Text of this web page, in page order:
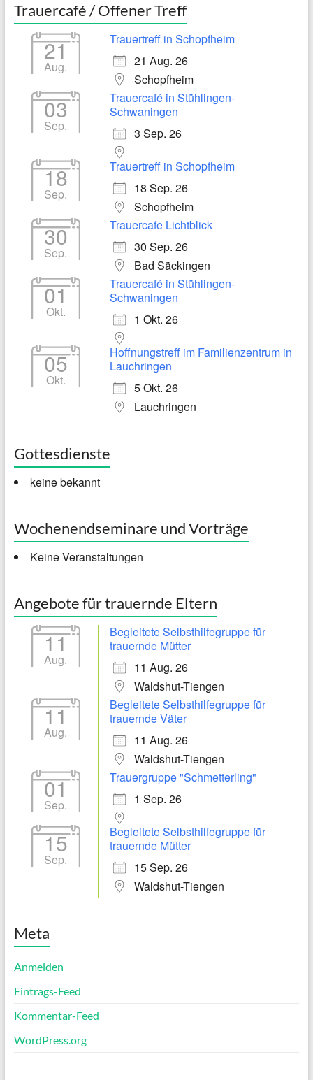
Trauercafé / Offener Treff
21
Aug.
Trauertreff in Schopfheim
21 Aug. 26
Schopfheim
03
Sep.
Trauercafé in Stühlingen-
Schwaningen
3 Sep. 26
18
Sep.
Trauertreff in Schopfheim
18 Sep. 26
Schopfheim
30
Sep.
Trauercafe Lichtblick
30 Sep. 26
Bad Säckingen
01
Okt.
Trauercafé in Stühlingen-
Schwaningen
1 Okt. 26
05
Okt.
Hoffnungstreff im Familienzentrum in
Lauchringen
5 Okt. 26
Lauchringen
Gottesdienste
keine bekannt
Wochenendseminare und Vorträge
Keine Veranstaltungen
Angebote für trauernde Eltern
11
Aug.
Begleitete Selbsthilfegruppe für
trauernde Mütter
11 Aug. 26
Waldshut-Tiengen
11
Aug.
Begleitete Selbsthilfegruppe für
trauernde Väter
11 Aug. 26
Waldshut-Tiengen
01
Sep.
Trauergruppe "Schmetterling"
1 Sep. 26
15
Sep.
Begleitete Selbsthilfegruppe für
trauernde Mütter
15 Sep. 26
Waldshut-Tiengen
Meta
Anmelden
Eintrags-Feed
Kommentar-Feed
WordPress.org